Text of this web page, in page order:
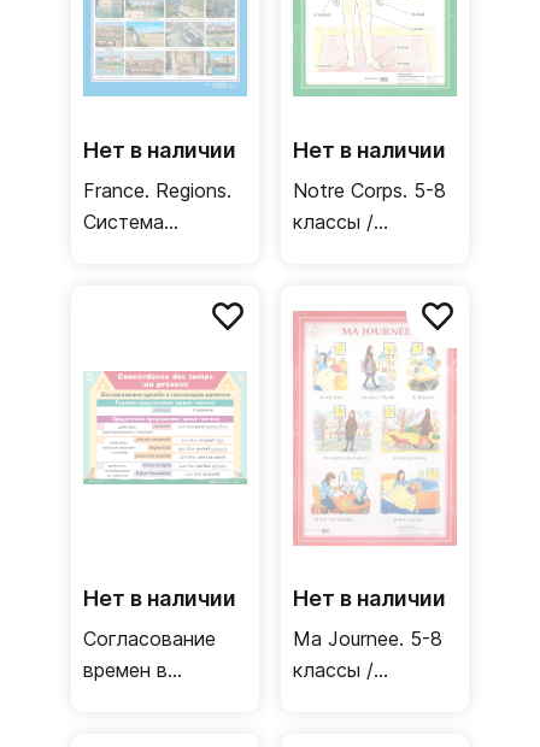
Нет в наличии
France. Regions.
Система
Двусторонний
Нет в наличии
Notre Corps. 5-8
классы /
(французский
язык)
Нет в наличии
Согласование
времен в
Нет в наличии
Ma Journee. 5-8
классы /